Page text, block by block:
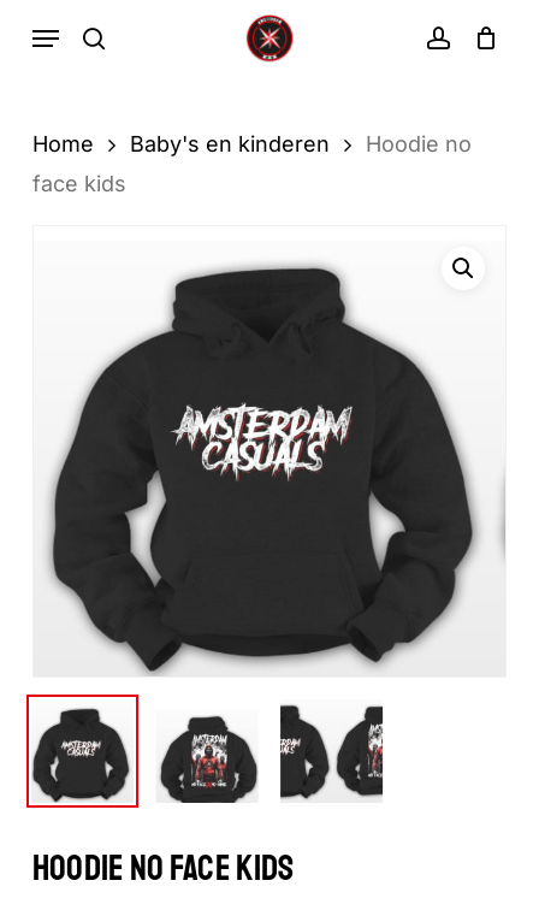
hoofdinhoud
zoekopdracht
Menu
Winkelwagen
Home Baby's en kinderen
Hoodie no
face kids
HOODIE NO FACE KIDS